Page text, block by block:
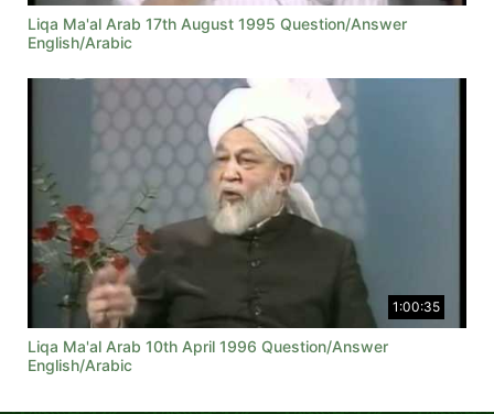
Liqa Ma'al Arab 17th August 1995 Question/Answer
English/Arabic
1:00:35
Liqa Ma'al Arab 10th April 1996 Question/Answer
English/Arabic